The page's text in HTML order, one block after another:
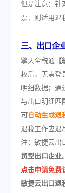
但是注意：针
票，则适用退
三、 出口企
擎天全税通
权后，无需登
明细数据；通
与出口明细匹
可 自动生成退
退税工作应退
注：敏捷云出
贸型出口企业。
点击申请免费
敏捷云出口退